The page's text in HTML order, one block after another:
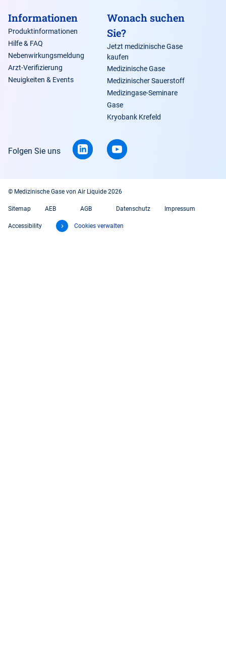
Informationen
Produktinformationen
Hilfe & FAQ
Nebenwirkungsmeldung
Arzt-Verifizierung
Neuigkeiten & Events
Wonach suchen
Sie?
Jetzt medizinische Gase
kaufen
Medizinische Gase
Medizinischer Sauerstoff
Medizingase-Seminare
Gase
Kryobank Krefeld
Folgen Sie uns
© Medizinische Gase von Air Liquide 2026
Sitemap AEB AGB Datenschutz Impressum
Accessibility Cookies verwalten